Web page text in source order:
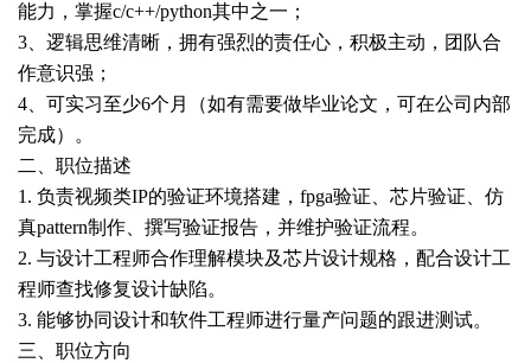
能力，掌握c/c++/python其中之一；
3、逻辑思维清晰，拥有强烈的责任心，积极主动，团队合
作意识强；
4、可实习至少6个月（如有需要做毕业论文，可在公司内部
完成）。
二、职位描述
1. 负责视频类IP的验证环境搭建，fpga验证、芯片验证、仿
真pattern制作、撰写验证报告，并维护验证流程。
2. 与设计工程师合作理解模块及芯片设计规格，配合设计工
程师查找修复设计缺陷。
3. 能够协同设计和软件工程师进行量产问题的跟进测试。
三、职位方向